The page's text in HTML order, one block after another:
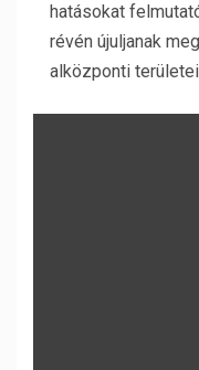
hatásokat
révén újuljanak
alközponti